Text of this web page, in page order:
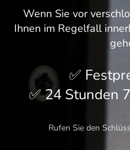
Wenn Sie vor
Ihnen im Regelfall
24 Stunden
Rufen Sie den